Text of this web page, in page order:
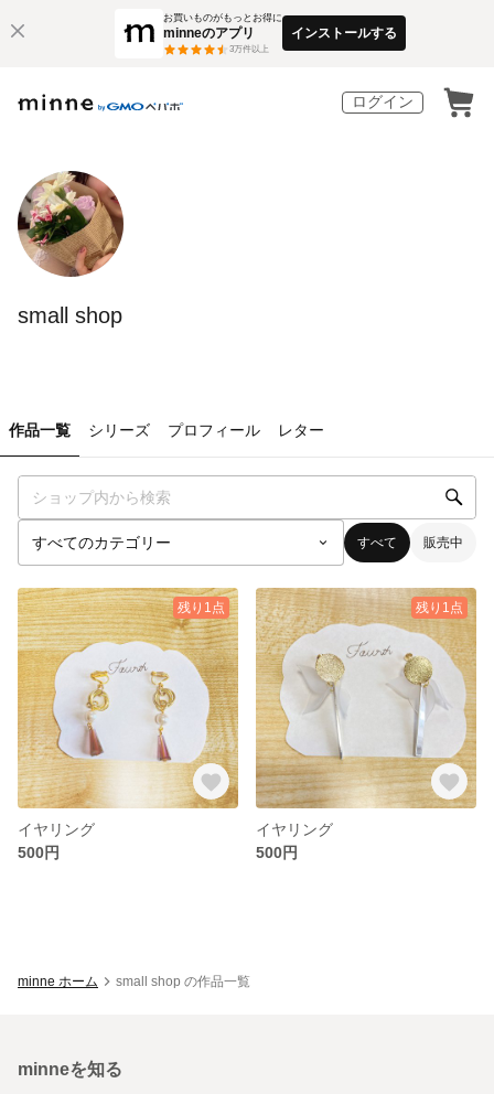
お買いものがもっとお得に
minneのアプリ
3万件以上
インストールする
ログイン
small shop
作品一覧 シリーズ プロフィール レター
すべて 販売中
残り1点
イヤリング
500円
残り1点
イヤリング
500円
minne ホーム small shop の作品一覧
minneを知る